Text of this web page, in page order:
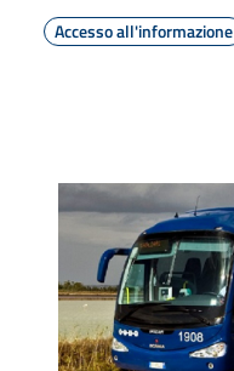
Accesso all'informazione